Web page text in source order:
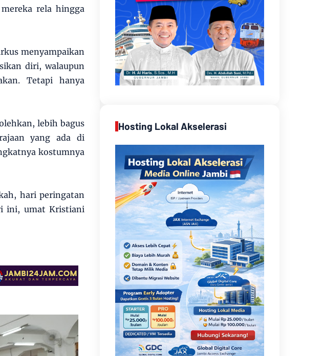
rela hingga
menyampaikan
diri, walaupun
Tetapi hanya
lebih bagus
yang ada di
kostumnya
hari peringatan
ini, umat Kristiani
Hosting Lokal Akselerasi